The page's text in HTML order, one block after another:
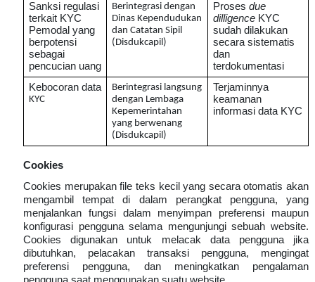
Sanksi regulasi
terkait KYC
Pemodal yang
berpotensi
sebagai
pencucian uang
Berintegrasi dengan
Dinas Kependudukan
dan Catatan Sipil
(Disdukcapil)
Proses due
dilligenceKYC
sudah dilakukan
secara sistematis
dan
terdokumentasi
Kebocoran data
KYC
Berintegrasi langsung
dengan Lembaga
Kepemerintahan
yang berwenang
(Disdukcapil)
Terjaminnya
keamanan
informasi data KYC
Cookies
Cookies merupakan file teks kecil yang secara otomatis akan
mengambil tempat di dalam perangkat pengguna, yang
menjalankan fungsi dalam menyimpan preferensi maupun
konfigurasi pengguna selama mengunjungi sebuah website.
Cookies digunakan untuk melacak data pengguna jika
dibutuhkan, pelacakan transaksi pengguna, mengingat
preferensi pengguna, dan meningkatkan pengalaman
pengguna saat menggunakan suatu website.